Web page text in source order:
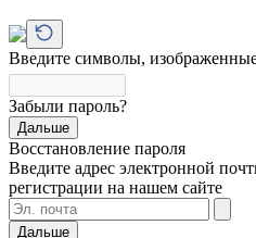
Введите символы,
Забыли пароль?
Дальше
Восстановление пароля
Введите адрес электронной
регистрации на нашем сайте
Дальше